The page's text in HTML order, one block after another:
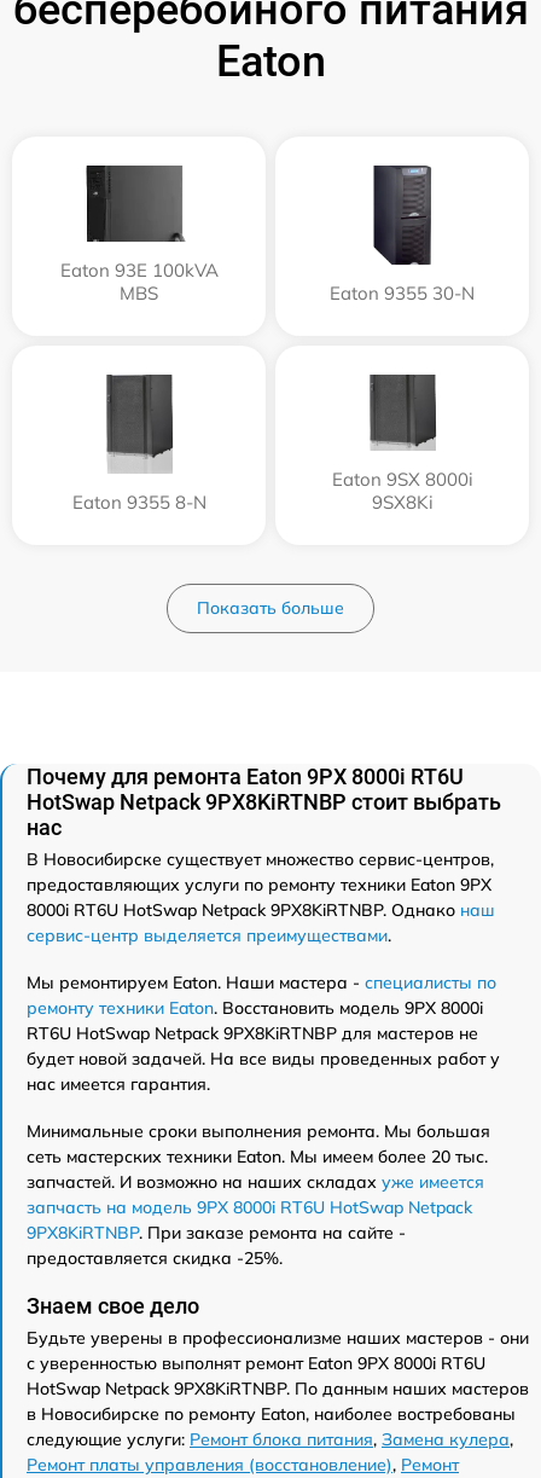
Eaton
Eaton 93E 100kVA
MBS
Eaton 9355 30-N
Eaton 9355 8-N
Eaton 9SX 8000i
9SX8Ki
Показать больше
Почему для ремонта Eaton 9PX 8000i RT6U
HotSwap Netpack 9PX8KiRTNBP стоит выбрать
нас
В Новосибирске существует множество сервис-центров,
предоставляющих услуги по ремонту техники Eaton 9PX
8000i RT6U HotSwap Netpack 9PX8KiRTNBP. Однако наш
сервис-центр выделяется преимуществами.
Мы ремонтируем Eaton. Наши мастера - специалисты по
ремонту техники Eaton. Восстановить модель 9PX 8000i
RT6U HotSwap Netpack 9PX8KiRTNBP для мастеров не
будет новой задачей. На все виды проведенных работ у
нас имеется гарантия.
Минимальные сроки выполнения ремонта. Мы большая
сеть мастерских техники Eaton. Мы имеем более 20 тыс.
запчастей. И возможно на наших складах уже имеется
запчасть на модель 9PX 8000i RT6U HotSwap Netpack
9PX8KiRTNBP. При заказе ремонта на сайте -
предоставляется скидка -25%.
Знаем свое дело
Будьте уверены в профессионализме наших мастеров - они
с уверенностью выполнят ремонт Eaton 9PX 8000i RT6U
HotSwap Netpack 9PX8KiRTNBP. По данным наших мастеров
в Новосибирске по ремонту Eaton, наиболее востребованы
следующие услуги: Ремонт блока питания, Замена кулера,
Ремонт платы управления (восстановление), Ремонт